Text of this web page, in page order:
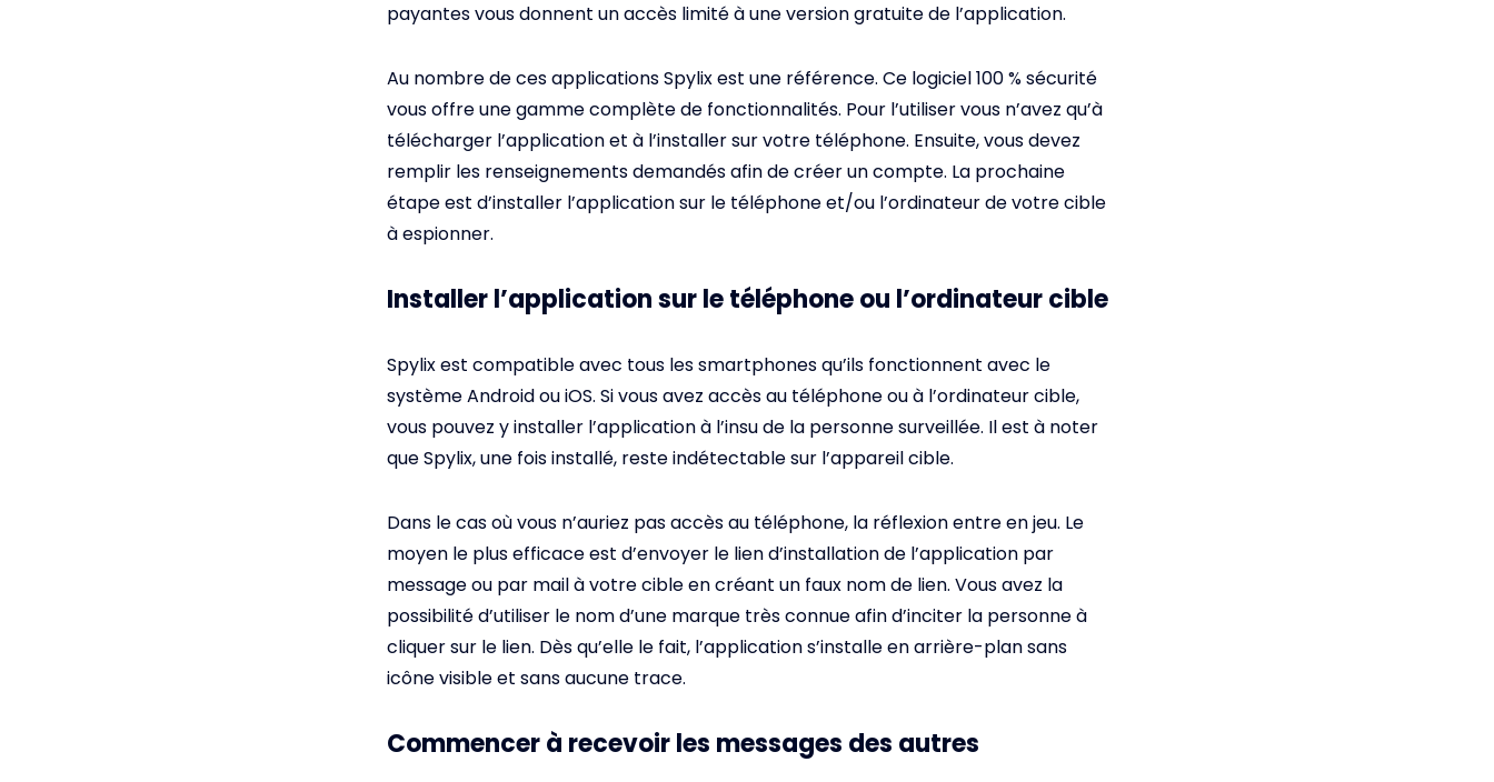
payantes vous donnent un accès limité à une version gratuite de l’application.
Au nombre de ces applications Spylix est une référence. Ce logiciel 100 % sécurité
vous offre une gamme complète de fonctionnalités. Pour l’utiliser vous n’avez qu’à
télécharger l’application et à l’installer sur votre téléphone. Ensuite, vous devez
remplir les renseignements demandés afin de créer un compte. La prochaine
étape est d’installer l’application sur le téléphone et/ou l’ordinateur de votre cible
à espionner.
Installer l’application sur le téléphone ou l’ordinateur cible
Spylix est compatible avec tous les smartphones qu’ils fonctionnent avec le
système Android ou iOS. Si vous avez accès au téléphone ou à l’ordinateur cible,
vous pouvez y installer l’application à l’insu de la personne surveillée. Il est à noter
que Spylix, une fois installé, reste indétectable sur l’appareil cible.
Dans le cas où vous n’auriez pas accès au téléphone, la réflexion entre en jeu. Le
moyen le plus efficace est d’envoyer le lien d’installation de l’application par
message ou par mail à votre cible en créant un faux nom de lien. Vous avez la
possibilité d’utiliser le nom d’une marque très connue afin d’inciter la personne à
cliquer sur le lien. Dès qu’elle le fait, l’application s’installe en arrière-plan sans
icône visible et sans aucune trace.
Commencer à recevoir les messages des autres